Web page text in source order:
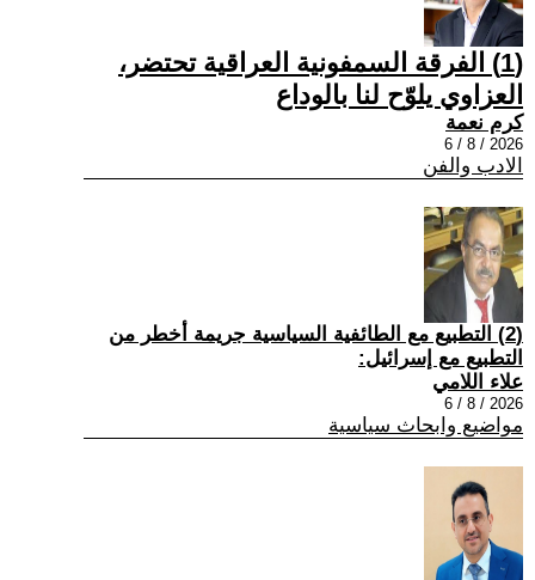
(1) الفرقة السمفونية العراقية تحتضر،
العزاوي يلوّح لنا بالوداع
كرم نعمة
2026 / 8 / 6
الادب والفن
(2) التطبيع مع الطائفية السياسية جريمة أخطر من
التطبيع مع إسرائيل:
علاء اللامي
2026 / 8 / 6
مواضيع وابحاث سياسية